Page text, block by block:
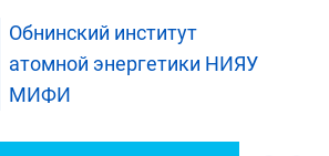
Обнинский институт
атомной энергетики НИЯУ
МИФИ